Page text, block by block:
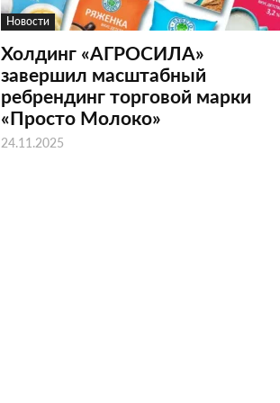
Новости
Холдинг «АГРОСИЛА»
завершил масштабный
ребрендинг торговой марки
«Просто Молоко»
24.11.2025